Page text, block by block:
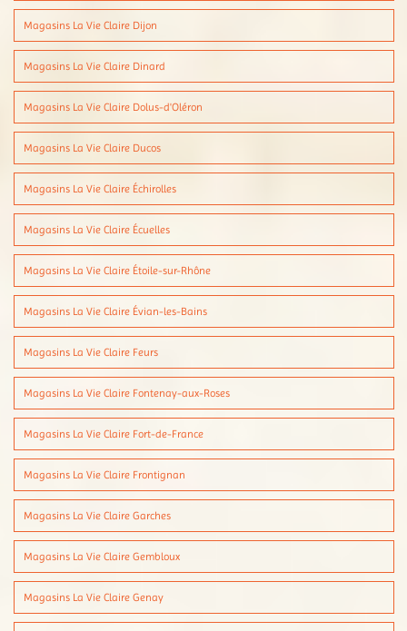
Magasins La Vie Claire Dijon
Magasins La Vie Claire Dinard
Magasins La Vie Claire Dolus-d'Oléron
Magasins La Vie Claire Ducos
Magasins La Vie Claire Échirolles
Magasins La Vie Claire Écuelles
Magasins La Vie Claire Étoile-sur-Rhône
Magasins La Vie Claire Évian-les-Bains
Magasins La Vie Claire Feurs
Magasins La Vie Claire Fontenay-aux-Roses
Magasins La Vie Claire Fort-de-France
Magasins La Vie Claire Frontignan
Magasins La Vie Claire Garches
Magasins La Vie Claire Gembloux
Magasins La Vie Claire Genay